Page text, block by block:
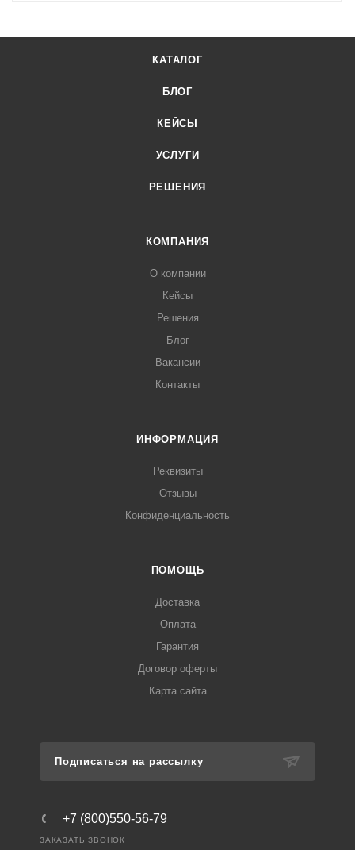
КАТАЛОГ
БЛОГ
КЕЙСЫ
УСЛУГИ
РЕШЕНИЯ
КОМПАНИЯ
О компании
Кейсы
Решения
Блог
Вакансии
Контакты
ИНФОРМАЦИЯ
Реквизиты
Отзывы
Конфиденциальность
ПОМОЩЬ
Доставка
Оплата
Гарантия
Договор оферты
Карта сайта
Подписаться на рассылку
+7 (800)550-56-79
ЗАКАЗАТЬ ЗВОНОК